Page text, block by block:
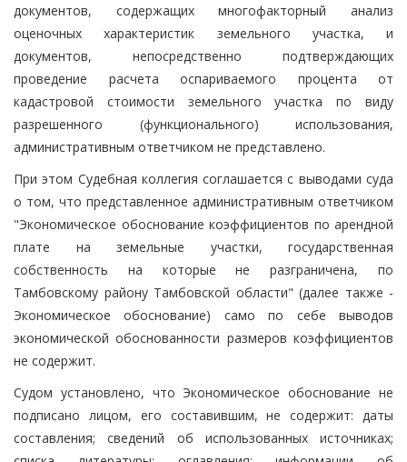
документов, содержащих многофакторный анализ
оценочных характеристик земельного участка, и
документов, непосредственно подтверждающих
проведение расчета оспариваемого процента от
кадастровой стоимости земельного участка по виду
разрешенного (функционального) использования,
административным ответчиком не представлено.
При этом Судебная коллегия соглашается с выводами суда
о том, что представленное административным ответчиком
"Экономическое обоснование коэффициентов по арендной
плате на земельные участки, государственная
собственность на которые не разграничена, по
Тамбовскому району Тамбовской области" (далее также -
Экономическое обоснование) само по себе выводов
экономической обоснованности размеров коэффициентов
не содержит.
Судом установлено, что Экономическое обоснование не
подписано лицом, его составившим, не содержит: даты
составления; сведений об использованных источниках;